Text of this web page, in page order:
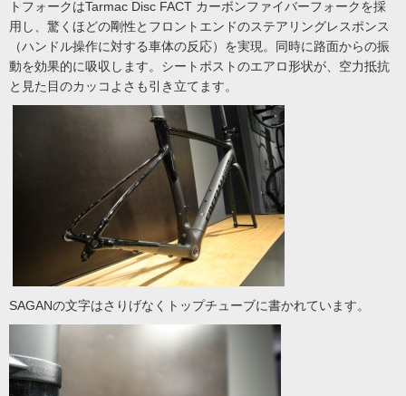
トフォークはTarmac Disc FACT カーボンファイバーフォークを採
用し、驚くほどの剛性とフロントエンドのステアリングレスポンス
（ハンドル操作に対する車体の反応）を実現。同時に路面からの振
動を効果的に吸収します。シートポストのエアロ形状が、空力抵抗
と見た目のカッコよさも引き立てます。
SAGANの文字はさりげなくトップチューブに書かれています。